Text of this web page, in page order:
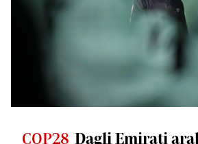
COP28 Dagli Emirati